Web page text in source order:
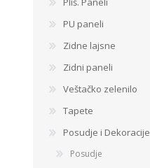
Šerpe i Tiganji
Bokali i Tegle
Činije
Escajg i Noževi
Prikazi sve
VEŠTAČKO
PU paneli
Zidne lajsne
Zidni paneli
Veštačko zelenilo
Tapete
Posudje i Dekoracije
Posudje